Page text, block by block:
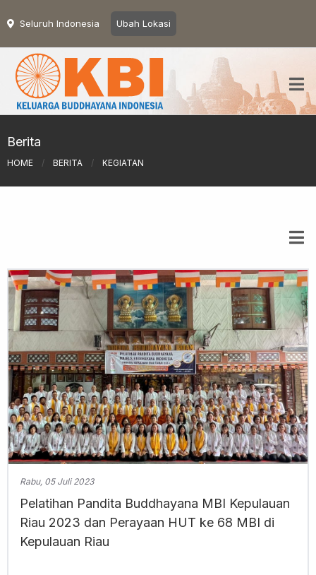
Seluruh Indonesia Ubah Lokasi
Berita
HOME / BERITA / KEGIATAN
Rabu, 05 Juli 2023
Pelatihan Pandita Buddhayana MBI Kepulauan
Riau 2023 dan Perayaan HUT ke 68 MBI di
Kepulauan Riau